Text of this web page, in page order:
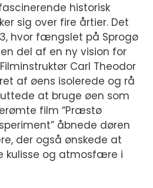
historisk
sig over fire årtier. Det
hvor fængslet på Sprogø
del af en ny vision for
Carl Theodor
af øens isolerede og rå
at bruge øen som
film “Præstø
åbnede døren
der også ønskede at
kulisse og atmosfære i